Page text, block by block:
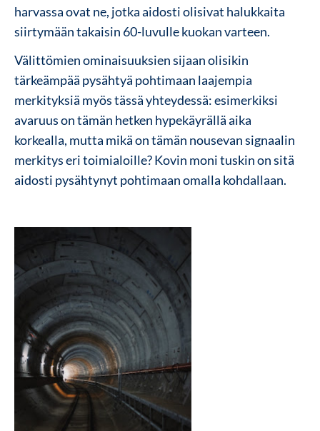
harvassa ovat ne, jotka aidosti olisivat halukkaita
siirtymään takaisin 60-luvulle kuokan varteen.
Välittömien ominaisuuksien sijaan olisikin
tärkeämpää pysähtyä pohtimaan laajempia
merkityksiä myös tässä yhteydessä: esimerkiksi
avaruus on tämän hetken hypekäyrällä aika
korkealla, mutta mikä on tämän nousevan signaalin
merkitys eri toimialoille? Kovin moni tuskin on sitä
aidosti pysähtynyt pohtimaan omalla kohdallaan.